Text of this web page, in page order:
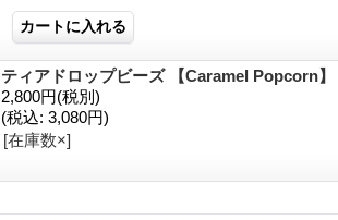
ティアドロップビーズ 【Caramel Popcorn】
2,800円(税別)
(税込: 3,080円)
[在庫数×]